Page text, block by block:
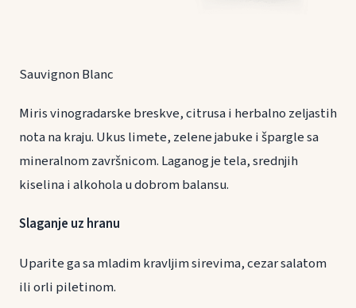
Sauvignon Blanc
Miris vinogradarske breskve, citrusa i herbalno zeljastih
nota na kraju. Ukus limete, zelene jabuke i špargle sa
mineralnom završnicom. Laganog je tela, srednjih
kiselina i alkohola u dobrom balansu.
Slaganje uz hranu
Uparite ga sa mladim kravljim sirevima, cezar salatom
ili orli piletinom.